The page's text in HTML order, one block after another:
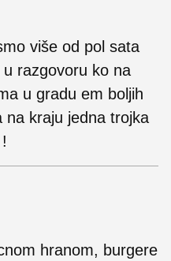
više od pol sata
razgovoru ko na
u gradu em boljih
na kraju jedna trojka
hranom, burgere